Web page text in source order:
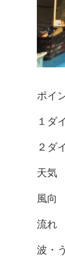
ポイ
１ダ
２ダ
天気
風向
流れ
波・